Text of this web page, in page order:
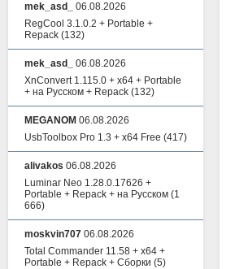
mek_asd_
06.08.2026
RegCool 3.1.0.2 + Portable +
Repack (132)
mek_asd_
06.08.2026
XnConvert 1.115.0 + x64 + Portable
+ на Русском + Repack (132)
MEGANOM 06.08.2026
UsbToolbox Pro 1.3 + x64 Free (417)
alivakos 06.08.2026
Luminar Neo 1.28.0.17626 +
Portable + Repack + на Русском (1
666)
moskvin707 06.08.2026
Total Commander 11.58 + x64 +
Portable + Repack + Сборки (5)